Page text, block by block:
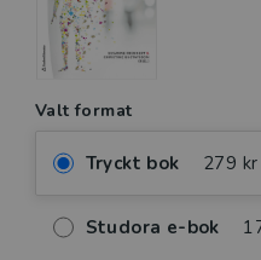
Valt format
Tryckt bok 279
Studora e-bok